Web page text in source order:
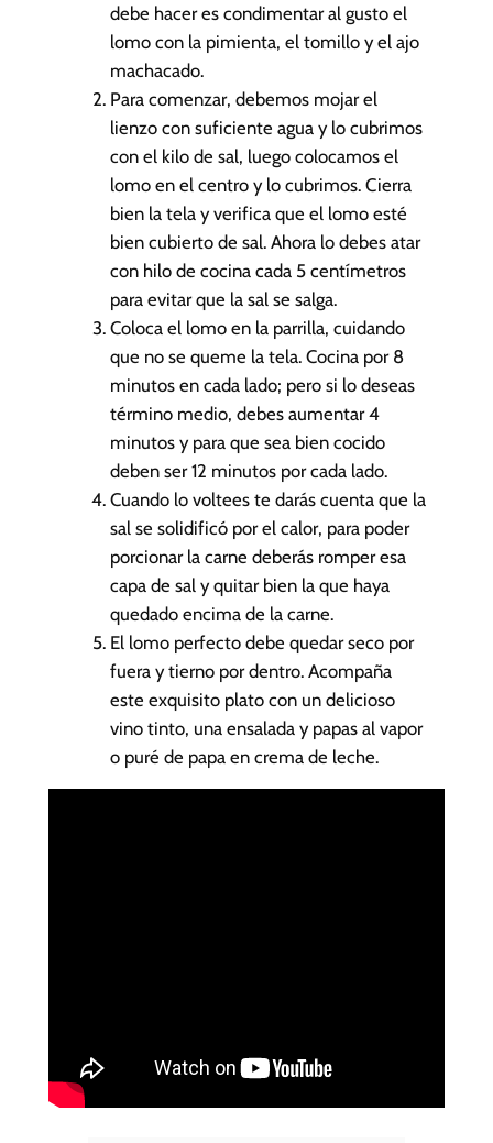
debe hacer es condimentar al gusto el
lomo con la pimienta, el tomillo y el ajo
machacado.
Para comenzar, debemos mojar el
lienzo con suficiente agua y lo cubrimos
con el kilo de sal, luego colocamos el
lomo en el centro y lo cubrimos. Cierra
bien la tela y verifica que el lomo esté
bien cubierto de sal. Ahora lo debes atar
con hilo de cocina cada 5 centímetros
para evitar que la sal se salga.
Coloca el lomo en la parrilla, cuidando
que no se queme la tela. Cocina por 8
minutos en cada lado; pero si lo deseas
término medio, debes aumentar 4
minutos y para que sea bien cocido
deben ser 12 minutos por cada lado.
Cuando lo voltees te darás cuenta que la
sal se solidificó por el calor, para poder
porcionar la carne deberás romper esa
capa de sal y quitar bien la que haya
quedado encima de la carne.
El lomo perfecto debe quedar seco por
fuera y tierno por dentro. Acompaña
este exquisito plato con un delicioso
vino tinto, una ensalada y papas al vapor
o puré de papa en crema de leche.